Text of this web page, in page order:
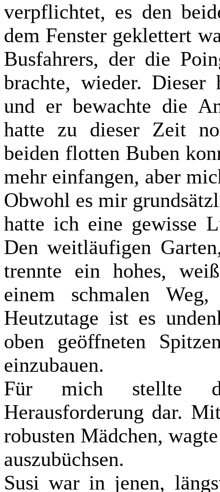
verpflichtet, es den
dem Fenster geklettert
Busfahrers, der die
brachte, wieder. Dieser
und er bewachte die
hatte zu dieser Zeit
beiden flotten Buben
mehr einfangen, aber
Obwohl es mir
hatte ich eine gewisse
Den weitläufigen
trennte ein hohes,
einem schmalen
Heutzutage ist es
oben geöffneten
einzubauen.
Für mich stellte
Herausforderung dar.
robusten Mädchen,
auszubüchsen.
Susi war in jenen,